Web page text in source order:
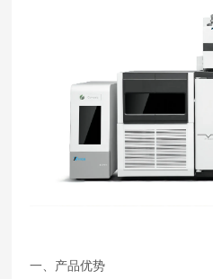
一、产品优势